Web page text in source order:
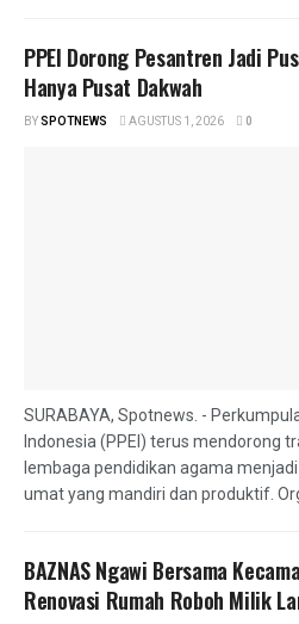
PPEI Dorong Pesantren Jadi
Hanya Pusat Dakwah
BYSPOTNEWS AGUSTUS 1, 2026 0
SURABAYA, Spotnews. -
Indonesia (PPEI) terus mendorong
lembaga pendidikan agama
umat yang mandiri dan produktif.
BAZNAS Ngawi Bersama
Renovasi Rumah Roboh Milik